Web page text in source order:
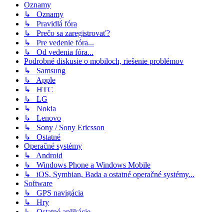
Oznamy
↳ Oznamy
↳ Pravidlá fóra
↳ Prečo sa zaregistrovať?
↳ Pre vedenie fóra...
↳ Od vedenia fóra...
Podrobné diskusie o mobiloch, riešenie problémov
↳ Samsung
↳ Apple
↳ HTC
↳ LG
↳ Nokia
↳ Lenovo
↳ Sony / Sony Ericsson
↳ Ostatné
Operačné systémy
↳ Android
↳ Windows Phone a Windows Mobile
↳ iOS, Symbian, Bada a ostatné operačné systémy...
Software
↳ GPS navigácia
↳ Hry